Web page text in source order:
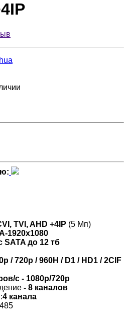
TVI, AHD +4IP (5 Мп)
1920x1080
SATA до 12 тб
/ 720p / 960H / D1 / HD1 / 2CIF
с - 1080p/720p
- 8 каналов
4 канала